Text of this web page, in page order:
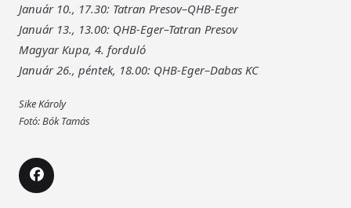
Január 10., 17.30: Tatran Presov–QHB-Eger
Január 13., 13.00: QHB-Eger–Tatran Presov
Magyar Kupa, 4. forduló
Január 26., péntek, 18.00: QHB-Eger–Dabas KC
Sike Károly
Fotó: Bók Tamás